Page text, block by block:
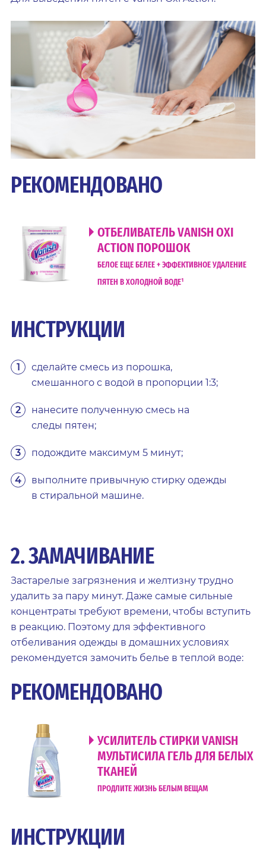
РЕКОМЕНДОВАНО
ОТБЕЛИВАТЕЛЬ VANISH OXI
ACTION ПОРОШОК
БЕЛОЕ ЕЩЕ БЕЛЕЕ + ЭФФЕКТИВНОЕ УДАЛЕНИЕ
ПЯТЕН В ХОЛОДНОЙ ВОДЕ¹
ИНСТРУКЦИИ
сделайте смесь из порошка,
смешанного с водой в пропорции 1:3;
нанесите полученную смесь на
следы пятен;
подождите максимум 5 минут;
выполните привычную стирку одежды
в стиральной машине.
2. ЗАМАЧИВАНИЕ
Застарелые загрязнения и желтизну трудно
удалить за пару минут. Даже самые сильные
концентраты требуют времени, чтобы вступить
в реакцию. Поэтому для эффективного
отбеливания одежды в домашних условиях
рекомендуется замочить белье в теплой воде:
РЕКОМЕНДОВАНО
УСИЛИТЕЛЬ СТИРКИ VANISH
МУЛЬТИСИЛА ГЕЛЬ ДЛЯ БЕЛЫХ
ТКАНЕЙ
ПРОДЛИТЕ ЖИЗНЬ БЕЛЫМ ВЕЩАМ
ИНСТРУКЦИИ